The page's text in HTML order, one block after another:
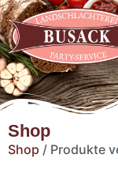
Shop
Shop / Produkte